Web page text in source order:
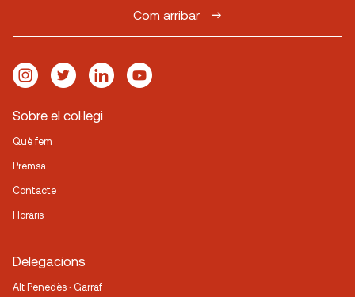
Com arribar
Sobre el col·legi
Què fem
Premsa
Contacte
Horaris
Delegacions
Alt Penedès · Garraf